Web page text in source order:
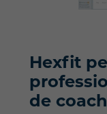
Hexfit
de coach